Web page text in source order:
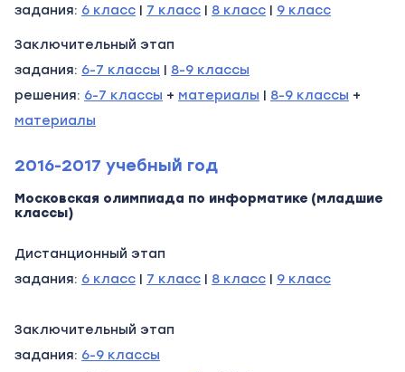
задания: 6 класс | 7 класс | 8 класс | 9 класс
Заключительный этап
задания: 6-7 классы | 8-9 классы
решения: 6-7 классы + материалы | 8-9 классы +
материалы
2016-2017 учебный год
Московская олимпиада по информатике (младшие
классы)
Дистанционный этап
задания: 6 класс | 7 класс | 8 класс | 9 класс
Заключительный этап
задания: 6-9 классы